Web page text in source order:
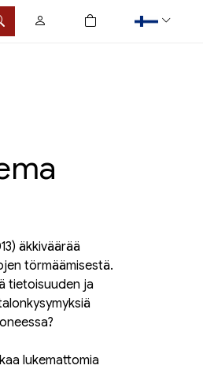
0
tuotetta ostoskorissa
äkkiväärää
törmäämisestä.
tietoisuuden ja
lukemattomia